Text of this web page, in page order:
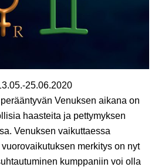
25.06.2020
Venuksen aikana on
haasteita ja pettymyksen
Venuksen vaikuttaessa
merkitys on nyt
kumppaniin voi olla